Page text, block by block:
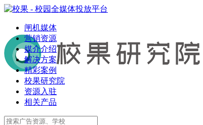
闸机媒体
营销资源
媒介介绍
解决方案
精彩案例
校果研究院
资源入驻
相关产品